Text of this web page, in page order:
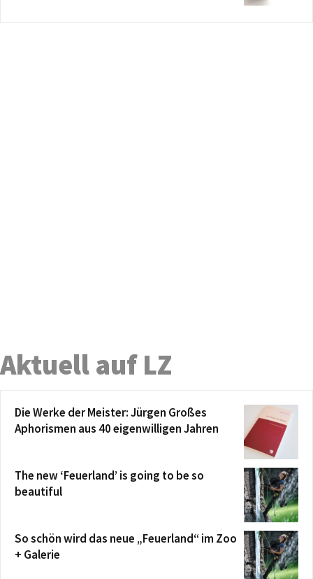
Aktuell auf LZ
Die Werke der Meister: Jürgen Großes
Aphorismen aus 40 eigenwilligen Jahren
The new ‘Feuerland’ is going to be so
beautiful
So schön wird das neue „Feuerland“ im Zoo
+ Galerie